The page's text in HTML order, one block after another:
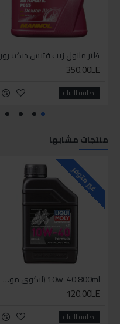
4لتر مانول زيت فتيس ديكسرون
350.00LE
اضافة للسلة
منتجات مشابها
غير متوفر
10w-40 800ml (ليكوي مولي زيت دراجة بخارية ( موتوسيكل - سكوتر
120.00LE
اضافة للسلة